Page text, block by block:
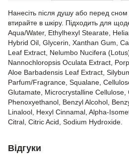
Нанесіть після душу або перед
втирайте в шкіру. Підходить для
Aqua/Water, Ethylhexyl Stearate,
Hybrid Oil, Glycerin, Xanthan Gum,
Leaf Extract, Nelumbo Nucifera
Nannochloropsis Oculata Extract,
Aloe Barbadensis Leaf Extract,
Parfum/Fragrance, Squalane,
Glutamate, Microcrystalline Cellulose,
Phenoxyethanol, Benzyl Alcohol,
Linalool, Hexyl Cinnamal, Alpha-
Citral, Citric Acid, Sodium Hydroxide.
Відгуки